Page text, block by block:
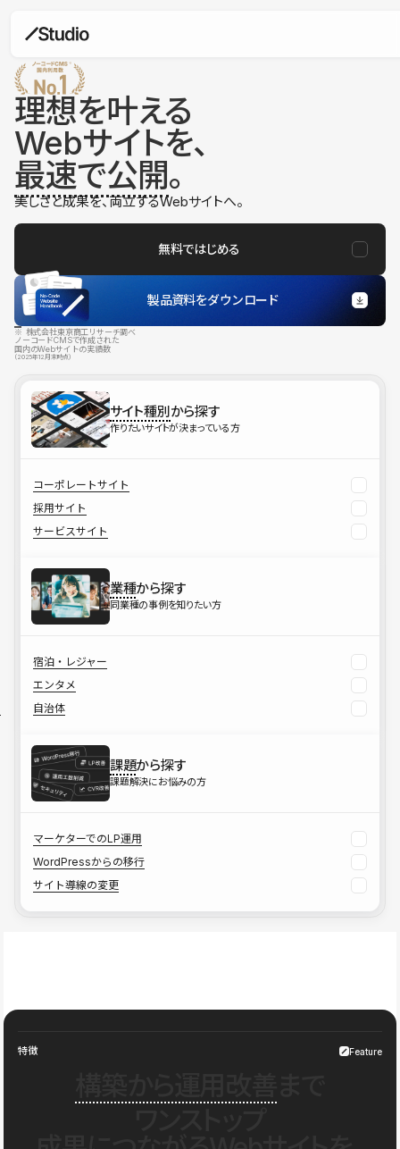
理想を叶える
Webサイトを、
最速で公開。
美しさと成果を、両立するWebサイトへ。
無料ではじめる
製品資料をダウンロード
※ 株式会社東京商工リサーチ調べ
ノーコードCMSで作成された
国内のWebサイトの実績数
（2025年12月末時点）
サイト種別から探す
作りたいサイトが決まっている方
コーポレートサイト
採用サイト
サービスサイト
業種から探す
同業種の事例を知りたい方
宿泊・レジャー
エンタメ
自治体
課題から探す
課題解決にお悩みの方
マーケターでのLP運用
WordPressからの移行
サイト導線の変更
特徴 Feature